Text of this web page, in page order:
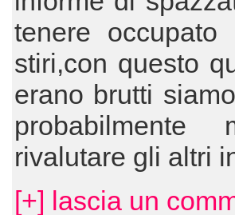
tenere occupato
stiri,con questo
erano brutti
rivalutare gli altri
[+] lascia un